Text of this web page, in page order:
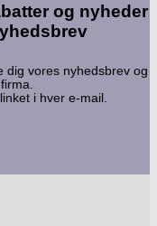
og nyheder
dig vores nyhedsbrev og
i hver e-mail.